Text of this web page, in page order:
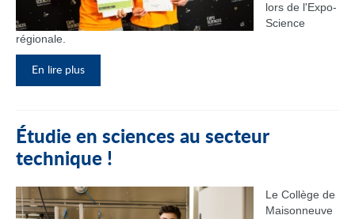
lors de l'Expo-
Science
régionale.
En lire plus
Étudie en sciences au secteur
technique !
Le Collège de
Maisonneuve